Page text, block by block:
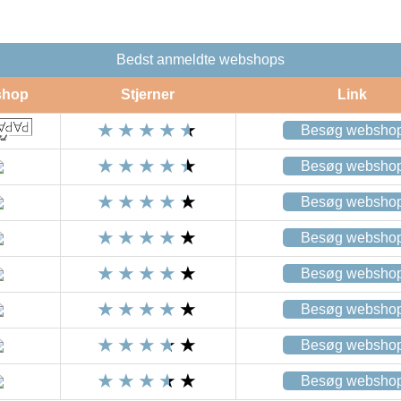
Bedst anmeldte webshops
Stjerner Link
Besøg
Besøg
Besøg
Besøg
Besøg
Besøg
Besøg
Besøg